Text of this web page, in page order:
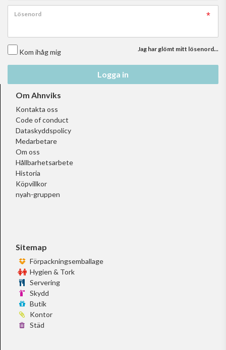
Lösenord
Kom ihåg mig Jag har glömt mitt lösenord...
Logga in
Om Ahnviks
Kontakta oss
Code of conduct
Dataskyddspolicy
Medarbetare
Om oss
Hållbarhetsarbete
Historia
Köpvillkor
nyah-gruppen
Sitemap
Förpackningsemballage
Hygien & Tork
Servering
Skydd
Butik
Kontor
Städ